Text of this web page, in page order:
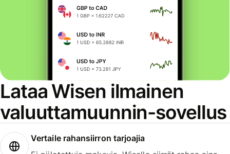
Lataa Wisen ilmainen
valuuttamuunnin-sovellus
Vertaile rahansiirron tarjoajia